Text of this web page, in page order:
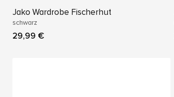
Jako Wardrobe Fischerhut
schwarz
29,99 €